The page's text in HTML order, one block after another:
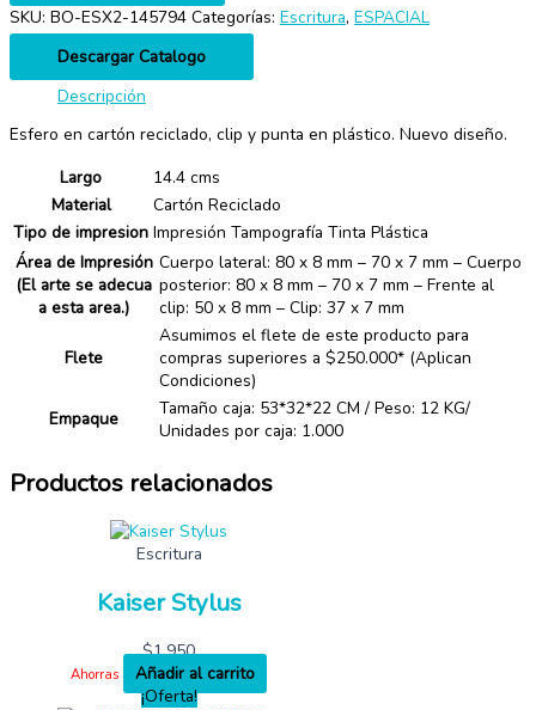
SKU: BO-ESX2-145794 Categorías: Escritura, ESPACIAL
Descargar Catalogo
Descripción
Esfero en cartón reciclado, clip y punta en plástico. Nuevo diseño.
Largo
14.4 cms
Material
Cartón Reciclado
Tipo de impresion Impresión Tampografía Tinta Plástica
Área de Impresión
(El arte se adecua
a esta area.)
Cuerpo lateral: 80 x 8 mm – 70 x 7 mm – Cuerpo
posterior: 80 x 8 mm – 70 x 7 mm – Frente al
clip: 50 x 8 mm – Clip: 37 x 7 mm
Flete
Asumimos el flete de este producto para
compras superiores a $250.000* (Aplican
Condiciones)
Empaque
Tamaño caja: 53*32*22 CM / Peso: 12 KG/
Unidades por caja: 1.000
Productos relacionados
Escritura
Kaiser Stylus
$1,950
Ahorras
Añadir al carrito
¡Oferta!